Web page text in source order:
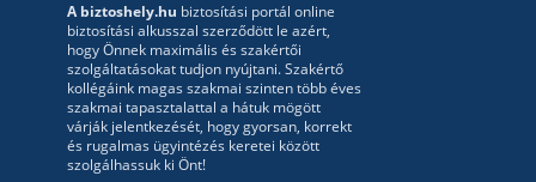
A biztoshely.hu biztosítási portál online
biztosítási alkusszal szerződött le azért,
hogy Önnek maximális és szakértői
szolgáltatásokat tudjon nyújtani. Szakértő
kollégáink magas szakmai szinten több éves
szakmai tapasztalattal a hátuk mögött
várják jelentkezését, hogy gyorsan, korrekt
és rugalmas ügyintézés keretei között
szolgálhassuk ki Önt!